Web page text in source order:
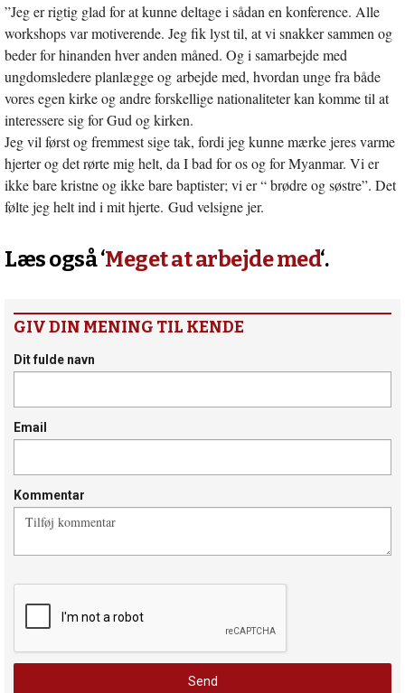
”Jeg er rigtig glad for at kunne deltage i sådan en konference. Alle
workshops var motiverende. Jeg fik lyst til, at vi snakker sammen og
beder for hinanden hver anden måned. Og i samarbejde med
ungdomsledere planlægge og arbejde med, hvordan unge fra både
vores egen kirke og andre forskellige nationaliteter kan komme til at
interessere sig for Gud og kirken.
Jeg vil først og fremmest sige tak, fordi jeg kunne mærke jeres varme
hjerter og det rørte mig helt, da I bad for os og for Myanmar. Vi er
ikke bare kristne og ikke bare baptister; vi er “ brødre og søstre”. Det
følte jeg helt ind i mit hjerte. Gud velsigne jer.
Læs også ‘Meget at arbejde med‘.
GIV DIN MENING TIL KENDE
Dit fulde navn
Email
Kommentar